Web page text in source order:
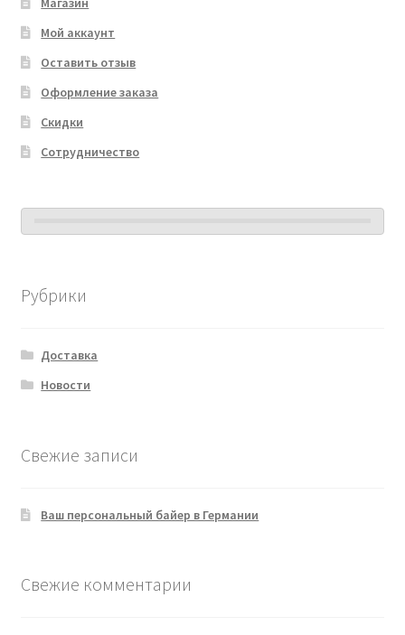
Мой аккаунт
Оставить отзыв
Оформление заказа
Скидки
Сотрудничество
Рубрики
Доставка
Новости
Свежие записи
Ваш персональный байер в Германии
Свежие комментарии